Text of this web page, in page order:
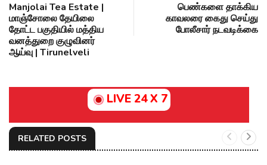
Manjolai Tea Estate |
மாஞ்சோலை தேயிலை
தோட்ட பகுதியில் மத்திய
வனத்துறை குழுவினர்
ஆய்வு | Tirunelveli
பெண்களை தாக்கிய
காவலரை கைது செய்து
போலீசார் நடவடிக்கை
LIVE 24 X 7
RELATED POSTS